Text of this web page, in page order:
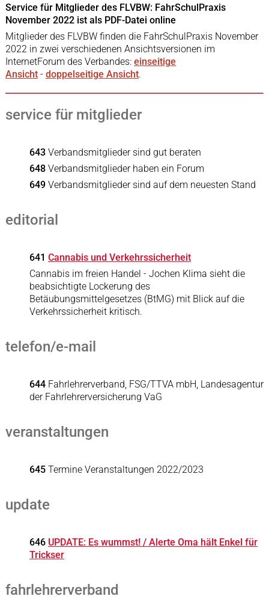
Service für Mitglieder des FLVBW: FahrSchulPraxis
November 2022 ist als PDF-Datei online
Mitglieder des FLVBW finden die FahrSchulPraxis November
2022 in zwei verschiedenen Ansichtsversionen im
InternetForum des Verbandes: einseitige
Ansicht- doppelseitige Ansicht.
service für mitglieder
643 Verbandsmitglieder sind gut beraten
648 Verbandsmitglieder haben ein Forum
649 Verbandsmitglieder sind auf dem neuesten Stand
editorial
641 Cannabis und Verkehrssicherheit
Cannabis im freien Handel - Jochen Klima sieht die
beabsichtigte Lockerung des
Betäubungsmittelgesetzes (BtMG) mit Blick auf die
Verkehrssicherheit kritisch.
telefon/e-mail
644 Fahrlehrerverband, FSG/TTVA mbH, Landesagentur
der Fahrlehrerversicherung VaG
veranstaltungen
645 Termine Veranstaltungen 2022/2023
update
646 UPDATE: Es wummst! / Alerte Oma hält Enkel für
Trickser
fahrlehrerverband